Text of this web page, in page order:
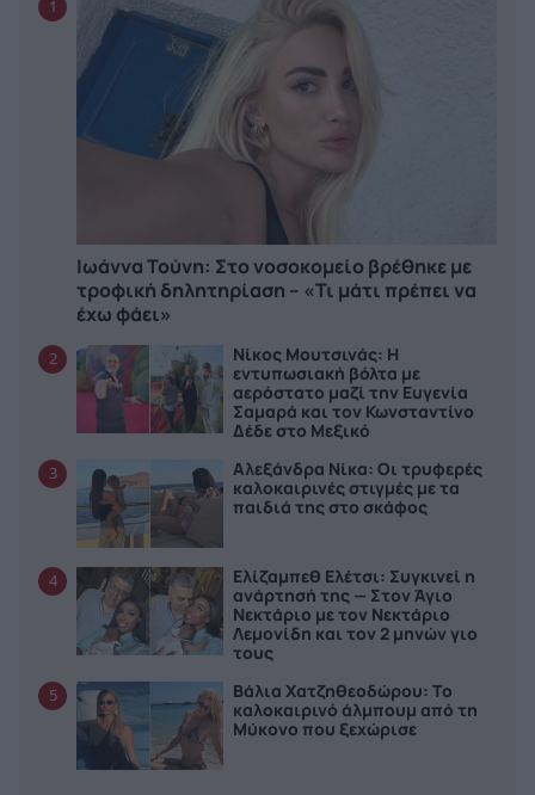
1
Ιωάννα Τούνη: Στο νοσοκομείο βρέθηκε με
τροφική δηλητηρίαση – «Τι μάτι πρέπει να
έχω φάει»
2
Νίκος Μουτσινάς: Η
εντυπωσιακή βόλτα με
αερόστατο μαζί την Ευγενία
Σαμαρά και τον Κωνσταντίνο
Δέδε στο Μεξικό
3
Αλεξάνδρα Νίκα: Οι τρυφερές
καλοκαιρινές στιγμές με τα
παιδιά της στο σκάφος
4
Ελίζαμπεθ Ελέτσι: Συγκινεί η
ανάρτησή της — Στον Άγιο
Νεκτάριο με τον Νεκτάριο
Λεμονίδη και τον 2 μηνών γιο
τους
5
Βάλια Χατζηθεοδώρου: Το
καλοκαιρινό άλμπουμ από τη
Μύκονο που ξεχώρισε